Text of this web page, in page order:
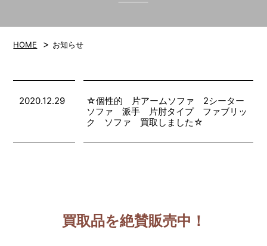
HOME > お知らせ
2020.12.29
☆個性的 片アームソファ 2シーター
ソファ 派手 片肘タイプ ファブリッ
ク ソファ 買取しました☆
買取品を絶賛販売中！